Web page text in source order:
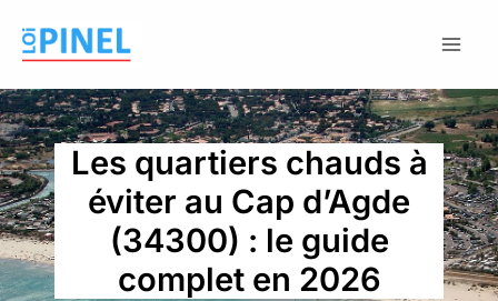
Les quartiers chauds à
éviter au Cap d’Agde
(34300) : le guide
complet en 2026